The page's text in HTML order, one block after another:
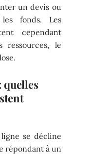
un devis ou
fonds. Les
cependant
ressources, le
se décline
répondant à un